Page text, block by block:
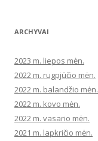
ARCHYVAI
2023 m. liepos mėn.
2022 m. rugpjūčio mėn.
2022 m. balandžio mėn.
2022 m. kovo mėn.
2022 m. vasario mėn.
2021 m. lapkričio mėn.